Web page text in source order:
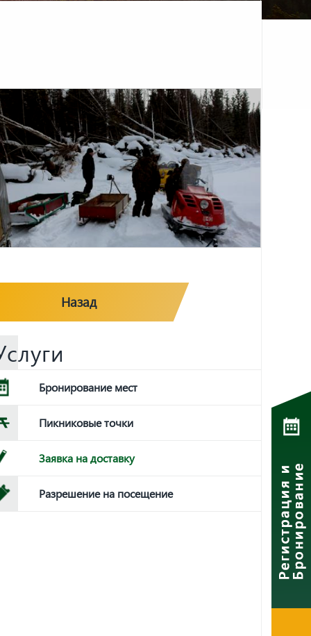
Назад
Бронирование мест
Пикниковые точки
Заявка на доставку
Разрешение на посещение